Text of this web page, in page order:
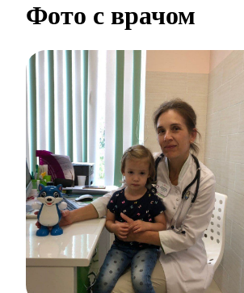
Фото с врачом